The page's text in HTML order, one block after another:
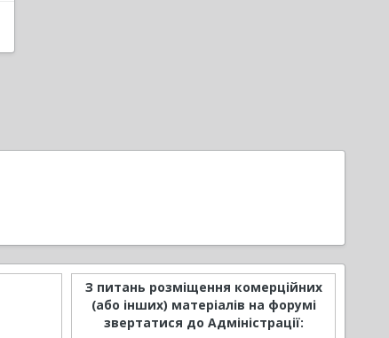
З питань розміщення комерційних
(або інших) матеріалів на форумі
звертатися до Адміністрації: